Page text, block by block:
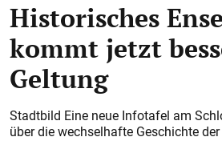
Historisches
kommt jetzt
Geltung
Stadtbild Eine neue Infotafel am
über die wechselhafte Geschichte der